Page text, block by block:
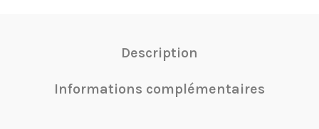
Description
Informations complémentaires